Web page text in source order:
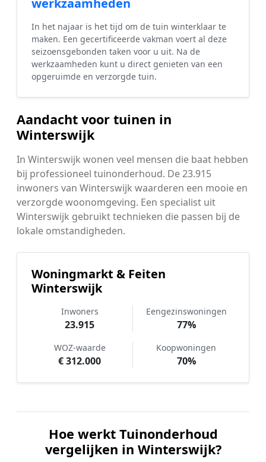
werkzaamheden
In het najaar is het tijd om de tuin winterklaar te
maken. Een gecertificeerde vakman voert al deze
seizoensgebonden taken voor u uit. Na de
werkzaamheden kunt u direct genieten van een
opgeruimde en verzorgde tuin.
Aandacht voor tuinen in
Winterswijk
In Winterswijk wonen veel mensen die baat hebben
bij professioneel tuinonderhoud. De 23.915
inwoners van Winterswijk waarderen een mooie en
verzorgde woonomgeving. Een specialist uit
Winterswijk gebruikt technieken die passen bij de
lokale omstandigheden.
Woningmarkt & Feiten
Winterswijk
Inwoners
23.915
Eengezinswoningen
77%
WOZ-waarde
€ 312.000
Koopwoningen
70%
Hoe werkt Tuinonderhoud
vergelijken in Winterswijk?